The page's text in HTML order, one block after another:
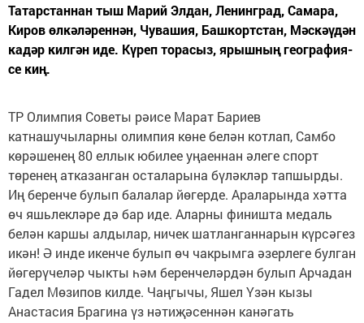
Татарстаннан тыш Марий Элдан, Ленинград, Самара,
Киров өлкәләреннән, Чувашия, Башкортстан, Мәскәүдән
кадәр килгән иде. Күреп торасыз, ярышның география­
се киң.
ТР Олимпия Советы рәисе Марат Бариев
катнашучыларны олимпия көне белән котлап, Самбо
көрәшенең 80 еллык юбилее уңаеннан әлеге спорт
төренең атказанган осталарына бүләкләр тапшырды.
Иң беренче булып балалар йөгерде. Араларында хәтта
өч яшьлекләре дә бар иде. Аларны финишта медаль
белән каршы алдылар, ничек шатланганнарын күрсәгез
икән! Ә инде икенче булып өч чакрымга әзерлеге булган
йөгерүчеләр чыкты һәм беренчеләрдән булып Арчадан
Гадел Мөзипов килде. Чаңгычы, Яшел Үзән кызы
Анастасия Брагина үз нәтиҗәсеннән канәгать